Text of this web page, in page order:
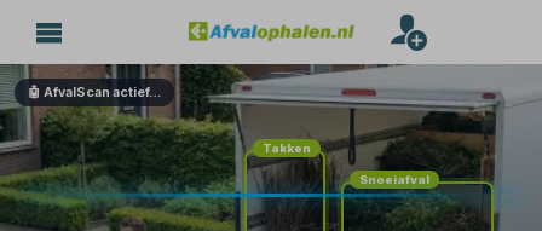
🤖 AfvalScan actief…
Takken
Snoeiafval